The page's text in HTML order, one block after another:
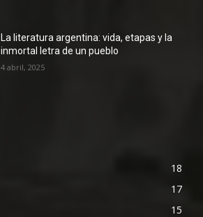
La literatura argentina: vida, etapas y la
inmortal letra de un pueblo
4 abril, 2025
18
17
15